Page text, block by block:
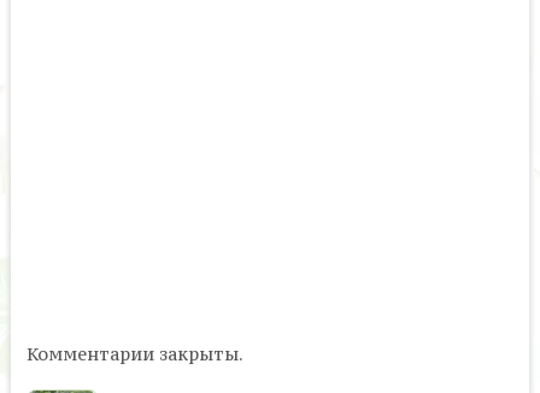
Комментарии закрыты.